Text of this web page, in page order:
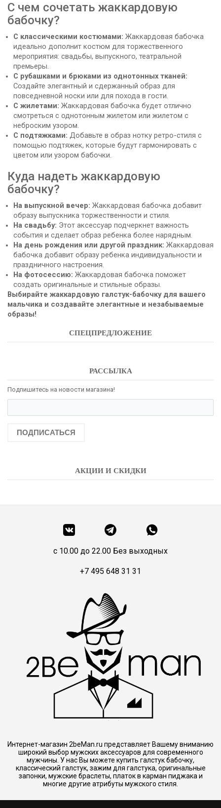
С чем сочетать жаккардовую
бабочку?
С классическими костюмами: Жаккардовая бабочка
идеально дополнит костюм для торжественного
мероприятия: свадьбы, выпускного, театральной
премьеры.
С рубашками и брюками из однотонных тканей:
Создайте элегантный и сдержанный образ для
повседневной носки или для похода в гости.
С жилетами: Жаккардовая бабочка будет отлично
смотреться с однотонным жилетом или жилетом с
неброским узором.
С подтяжками: Добавьте в образ нотку ретро-стиля с
помощью подтяжек, которые будут гармонировать с
цветом или узором бабочки.
Куда надеть жаккардовую
бабочку?
На выпускной вечер: Жаккардовая бабочка добавит
образу выпускника торжественности и стиля.
На свадьбу: Этот аксессуар подчеркнет важность
события и сделает образ ребенка более нарядным.
На день рождения или другой праздник: Жаккардовая
бабочка добавит образу ребенка индивидуальности и
праздничного настроения.
На фотосессию: Жаккардовая бабочка поможет
создать оригинальные и стильные образы.
Выбирайте жаккардовую галстук-бабочку для вашего
мальчика и создавайте элегантные и незабываемые
образы!
СПЕЦПРЕДЛОЖЕНИЕ
РАССЫЛКА
Подпишитесь на новости магазина!
ПОДПИСАТЬСЯ
АКЦИИ И СКИДКИ
c 10.00 до 22.00 Без выходных
+7 495 648 31 31
Интернет-магазин 2beMan.ru представляет Вашему вниманию
широкий выбор мужских аксессуаров для современного
мужчины. У нас Вы можете купить галстук бабочку,
классический галстук, зажим для галстука, оригинальные
запонки, мужские браслеты, платок в карман пиджака и
многие другие атрибуты мужского стиля.